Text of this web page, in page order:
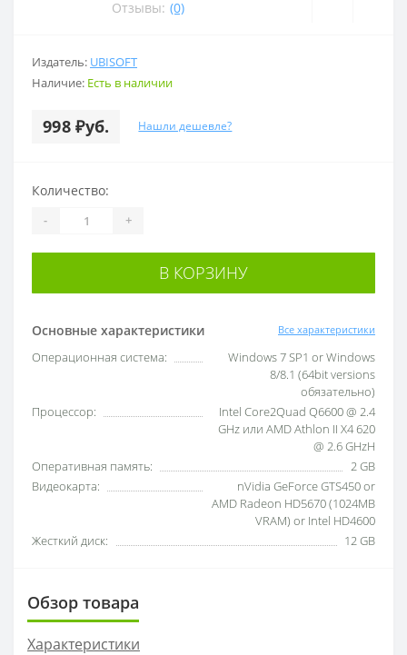
Отзывы: (0)
Издатель: UBISOFT
Наличие: Есть в наличии
998 ₽уб. Нашли дешевле?
Основные характеристики Все характеристики
Операционная система:
Windows 7 SP1 or Windows
8/8.1 (64bit versions
обязательно)
Процессор:
Intel Core2Quad Q6600 @ 2.4
GHz или AMD Athlon II X4 620
@ 2.6 GHzH
Оперативная память:
2 GB
Видеокарта:
nVidia GeForce GTS450 or
AMD Radeon HD5670 (1024MB
VRAM) or Intel HD4600
Жесткий диск:
12 GB
Количество:
- +
В КОРЗИНУ
Обзор товара
Характеристики